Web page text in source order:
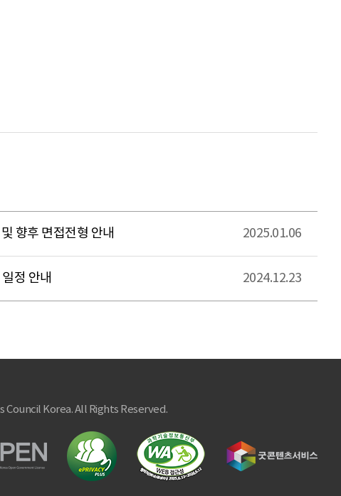
향후 면접전형 안내 2025.01.06
정 안내 2024.12.23
Council Korea. All Rights Reserved.